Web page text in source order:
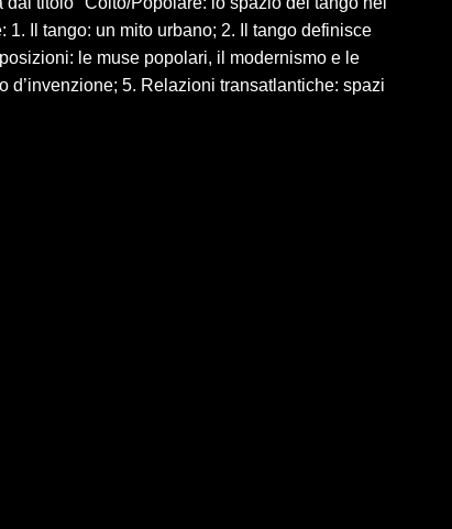
Il tango: un mito urbano; 2. Il tango definisce
le muse popolari, il modernismo e le
5. Relazioni transatlantiche: spazi